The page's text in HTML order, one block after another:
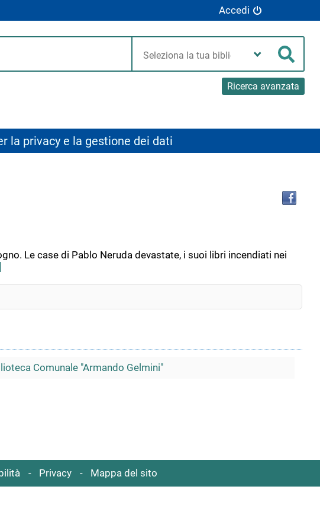
Accedi
Cerca
Ricerca avanzata
la privacy e la gestione dei dati
Le case di Pablo Neruda devastate, i suoi libri incendiati nei
Comunale "Armando Gelmini"
Privacy Mappa del sito